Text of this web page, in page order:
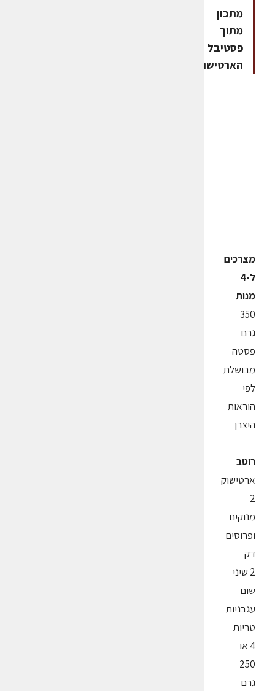
מתכון
מתוך
פסטיבל
הארטישוק
מצרכים
ל-4
מנות
350
גרם
פסטה
מבושלת
לפי
הוראות
היצרן
רוטב
ארטישוק
2
מנוקים
ופרוסים
דק
2 שיני
שום
עגבניות
טריות
4 או
250
גרם